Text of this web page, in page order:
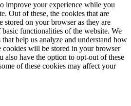
improve your experience while you
Out of these, the cookies that are
stored on your browser as they are
functionalities of the website. We
help us analyze and understand how
cookies will be stored in your browser
also have the option to opt-out of these
of these cookies may affect your